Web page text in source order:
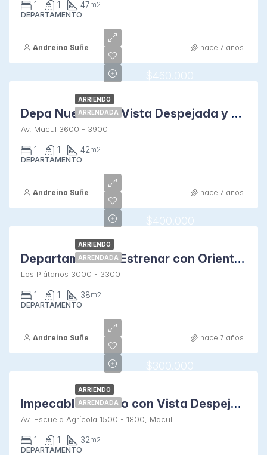
1 1 47m2.
DEPARTAMENTO
Andreina Suñe hace 7 años
ARRIENDO
ARRENDADA
$460.000
Depa Nuevo con Vista Despejada y Amplia Terraza
Av. Macul 3600 - 3900
1 1 42m2.
DEPARTAMENTO
Andreina Suñe hace 7 años
ARRIENDO
ARRENDADA
$400.000
Departamento a Estrenar con Orientación Sur en Macul
Los Plátanos 3000 - 3300
1 1 38m2.
DEPARTAMENTO
Andreina Suñe hace 7 años
ARRIENDO
ARRENDADA
$300.000
Impecable Estudio con Vista Despejada a la Cordillera
Av. Escuela Agrícola 1500 - 1800, Macul
1 1 32m2.
DEPARTAMENTO